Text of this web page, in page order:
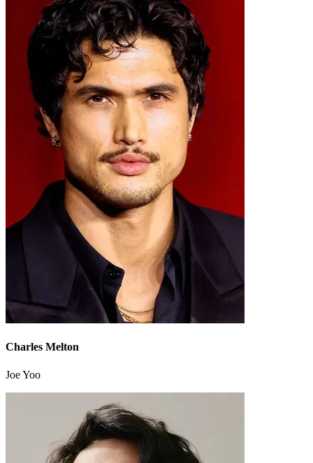
Charles Melton
Joe Yoo